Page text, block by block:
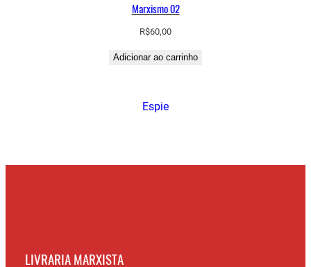
Marxismo 02
R$60,00
Adicionar ao carrinho
Espie
LIVRARIA MARXISTA